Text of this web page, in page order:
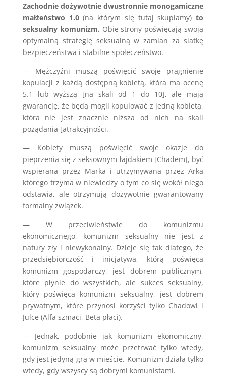
Zachodnie dożywotnie dwustronnie monogamiczne
małżeństwo 1.0(na którym się tutaj skupiamy)to
seksualny komunizm. Obie strony poświęcają swoją
optymalną strategię seksualną w zamian za siatkę
bezpieczeństwa i stabilne społeczeństwo.
— Mężczyźni muszą poświęcić swoje pragnienie
kopulacji z każdą dostępną kobietą, która ma ocenę
5.1 lub wyższą [na skali od 1 do 10], ale mają
gwarancję, że będą mogli kopulować z jedną kobietą,
która nie jest znacznie niższa od nich na skali
pożądania [atrakcyjności.
— Kobiety muszą poświęcić swoje okazje do
pieprzenia się z seksownym łajdakiem [Chadem], być
wspierana przez Marka i utrzymywana przez Arka
którego trzyma w niewiedzy o tym co się wokół niego
odstawia, ale otrzymują dożywotnie gwarantowany
formalny związek.
— W przeciwieństwie do komunizmu
ekonomicznego, komunizm seksualny nie jest z
natury zły i niewykonalny. Dzieje się tak dlatego, że
przedsiębiorczość i inicjatywa, którą poświęca
komunizm gospodarczy, jest dobrem publicznym,
które płynie do wszystkich, ale sukces seksualny,
który poświęca komunizm seksualny, jest dobrem
prywatnym, które przynosi korzyści tylko Chadowi i
Julce (Alfa szmaci, Beta płaci).
— Jednak, podobnie jak komunizm ekonomiczny,
komunizm seksualny może przetrwać tylko wtedy,
gdy jest jedyną grą w mieście. Komunizm działa tylko
wtedy, gdy wszyscy są dobrymi komunistami.